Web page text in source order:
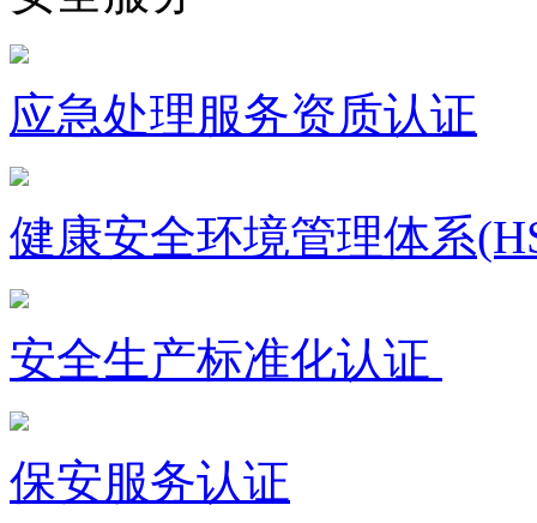
应急处理服务资质认证
健康安全环境管理体系
安全生产标准化认证
保安服务认证